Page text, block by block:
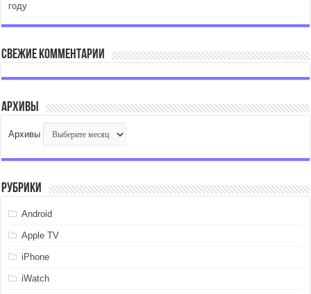
году
Свежие комментарии
Архивы
Архивы
Рубрики
Android
Apple TV
iPhone
iWatch